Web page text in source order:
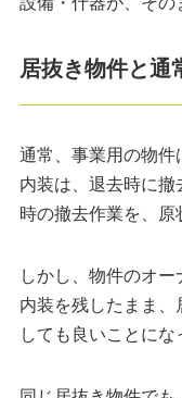
居抜き物件と通
通常、事業用の物件
内装は、退去時に
時の撤去作業を、原
しかし、物件のオ
内装を残したまま
しても良いことにな